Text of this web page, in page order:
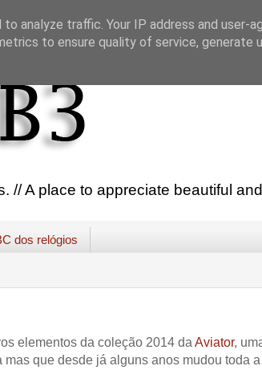
// A place to appreciate beautiful
dos relógios
elementos da coleção 2014 da Aviator,
mas que desde já alguns anos mudou toda a
analyze traffic. Your IP address and user-
to ensure quality of service, generate